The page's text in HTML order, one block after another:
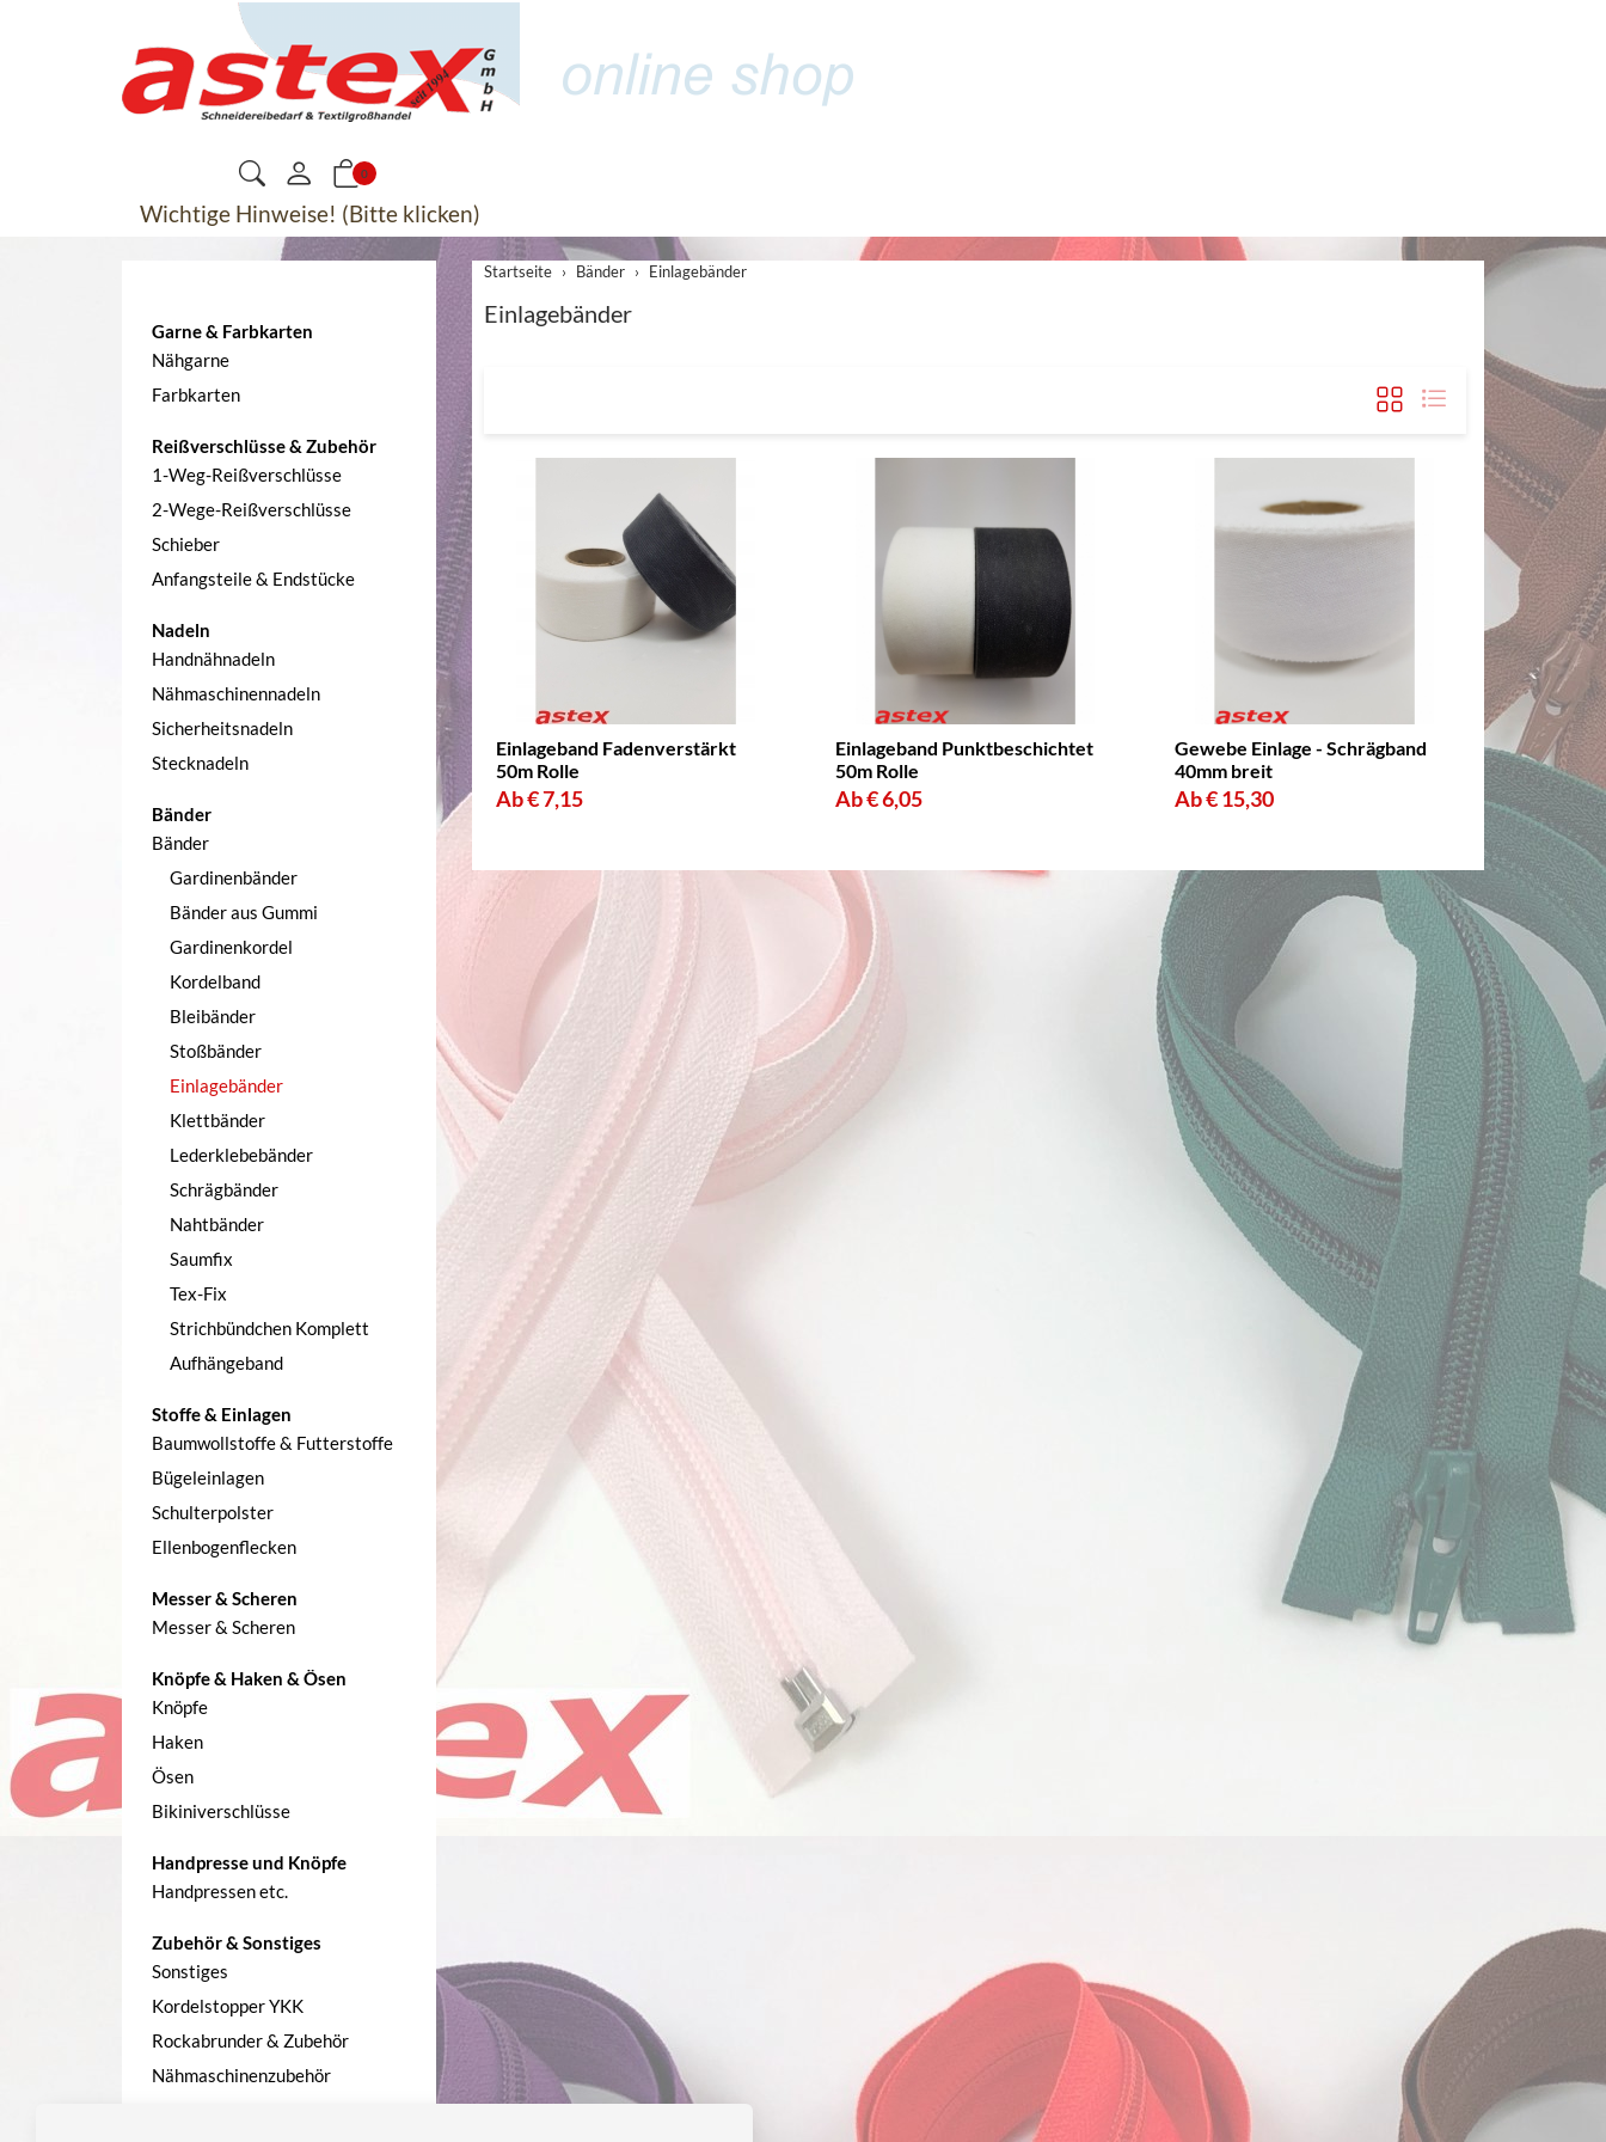
0
Wichtige Hinweise! (Bitte klicken)
Startseite Bänder Einlagebänder
Einlagebänder
Einlageband Fadenverstärkt
50m Rolle
Ab € 7,15
Einlageband Punktbeschichtet
50m Rolle
Ab € 6,05
Gewebe Einlage - Schrägband
40mm breit
Ab € 15,30
Garne & Farbkarten
Nähgarne
Farbkarten
Reißverschlüsse & Zubehör
1-Weg-Reißverschlüsse
2-Wege-Reißverschlüsse
Schieber
Anfangsteile & Endstücke
Nadeln
Handnähnadeln
Nähmaschinennadeln
Sicherheitsnadeln
Stecknadeln
Bänder
Bänder
Gardinenbänder
Bänder aus Gummi
Gardinenkordel
Kordelband
Bleibänder
Stoßbänder
Einlagebänder
Klettbänder
Lederklebebänder
Schrägbänder
Nahtbänder
Saumfix
Tex-Fix
Strichbündchen Komplett
Aufhängeband
Stoffe & Einlagen
Baumwollstoffe & Futterstoffe
Bügeleinlagen
Schulterpolster
Ellenbogenflecken
Messer & Scheren
Messer & Scheren
Knöpfe & Haken & Ösen
Knöpfe
Haken
Ösen
Bikiniverschlüsse
Handpresse und Knöpfe
Handpressen etc.
Zubehör & Sonstiges
Sonstiges
Kordelstopper YKK
Rockabrunder & Zubehör
Nähmaschinenzubehör